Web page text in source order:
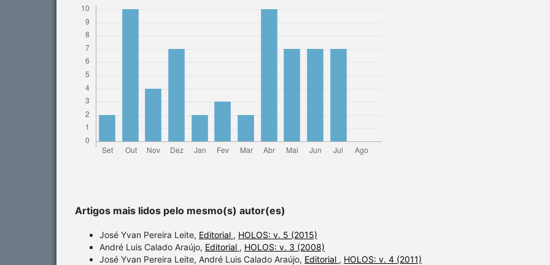
Artigos mais lidos pelo mesmo(s) autor(es)
José Yvan Pereira Leite, Editorial , HOLOS: v. 5 (2015)
André Luis Calado Araújo, Editorial , HOLOS: v. 3 (2008)
José Yvan Pereira Leite, André Luis Calado Araújo, Editorial , HOLOS: v. 4 (2011)